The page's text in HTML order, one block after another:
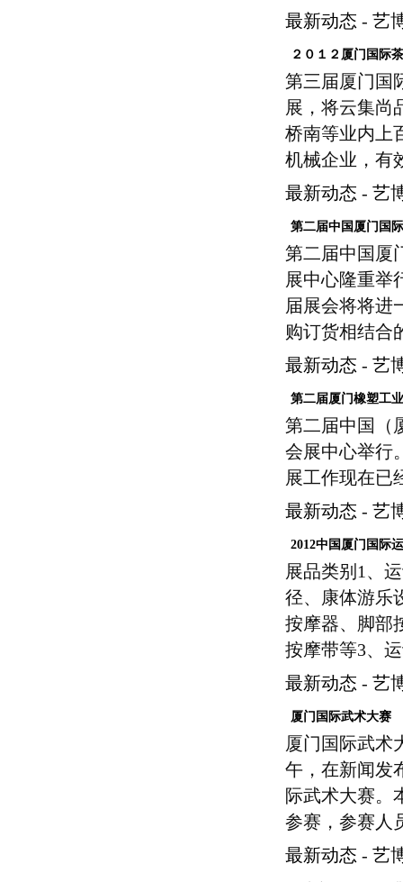
最新动态 - 艺
２０１２厦门国际
第三届厦门国
展，将云集尚
桥南等业内上
机械企业，有
最新动态 - 艺
第二届中国厦门国
第二届中国厦
展中心隆重举
届展会将将进
购订货相结合
最新动态 - 艺
第二届厦门橡塑工
第二届中国（
会展中心举行
展工作现在已
最新动态 - 艺
2012中国厦门国际
展品类别1、
径、康体游乐
按摩器、脚部
按摩带等3、
最新动态 - 艺
厦门国际武术大赛
厦门国际武术
午，在新闻发
际武术大赛。
参赛，参赛人
最新动态 - 艺